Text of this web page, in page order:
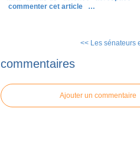
commenter cet article
…
<< Les sénateurs
commentaires
Ajouter un commentaire